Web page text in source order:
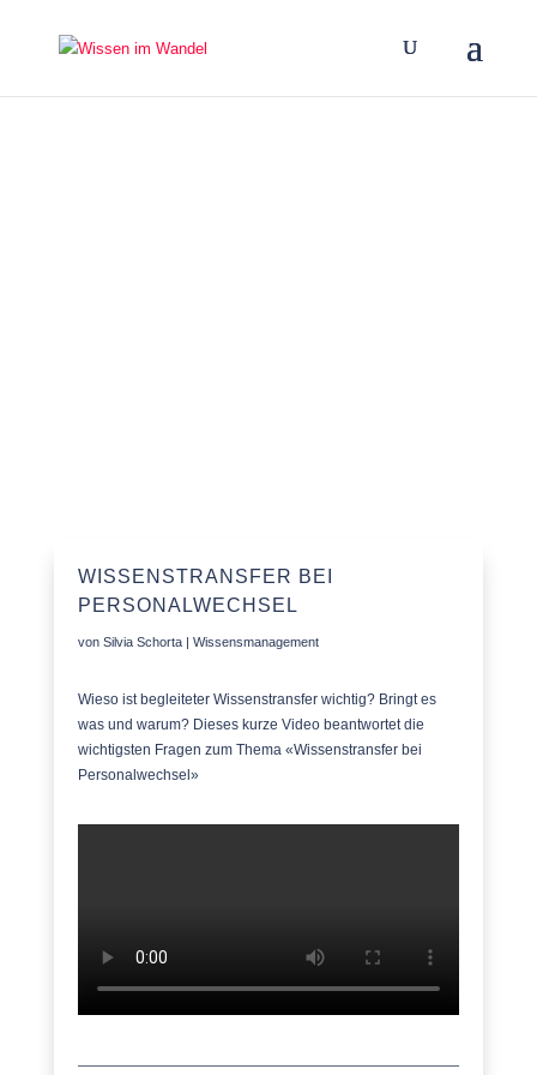
WISSENSTRANSFER BEI
PERSONALWECHSEL
von Silvia Schorta| Wissensmanagement
Wieso ist begleiteter Wissenstransfer wichtig? Bringt es
was und warum? Dieses kurze Video beantwortet die
wichtigsten Fragen zum Thema «Wissenstransfer bei
Personalwechsel»